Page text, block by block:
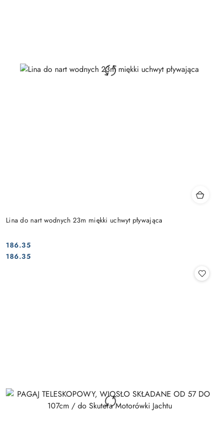
Lina do nart wodnych 23m miękki uchwyt pływająca
Cena:
186.35
Cena:
186.35